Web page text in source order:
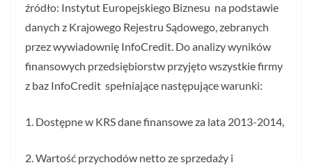
źródło: Instytut Europejskiego Biznesu na podstawie
danych z Krajowego Rejestru Sądowego, zebranych
przez wywiadownię InfoCredit. Do analizy wyników
finansowych przedsiębiorstw przyjęto wszystkie firmy
z baz InfoCredit spełniające następujące warunki:
1. Dostępne w KRS dane finansowe za lata 2013-2014,
2. Wartość przychodów netto ze sprzedaży i